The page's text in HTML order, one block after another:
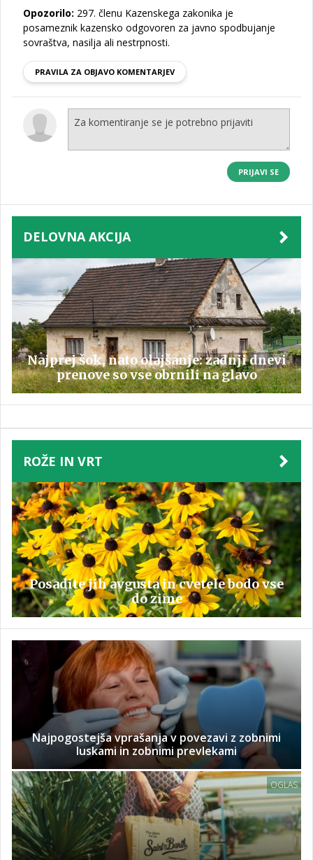
Opozorilo: 297. členu Kazenskega zakonika je
posameznik kazensko odgovoren za javno spodbujanje
sovraštva, nasilja ali nestrpnosti.
PRAVILA ZA OBJAVO KOMENTARJEV
PRIJAVI SE
DELOVNA AKCIJA
Najprej šok, nato olajšanje: zadnji dnevi
prenove so vse obrnili na glavo
ROŽE IN VRT
Posadite jih avgusta in cvetele bodo vse
do zime
Najpogostejša vprašanja v povezavi z zobnimi
luskami in zobnimi prevlekami
OGLAS